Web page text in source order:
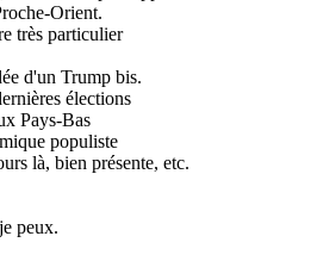
Orient.
très particulier
d'un Trump bis.
élections
Pays-Bas
populiste
là, bien présente, etc.
peux.